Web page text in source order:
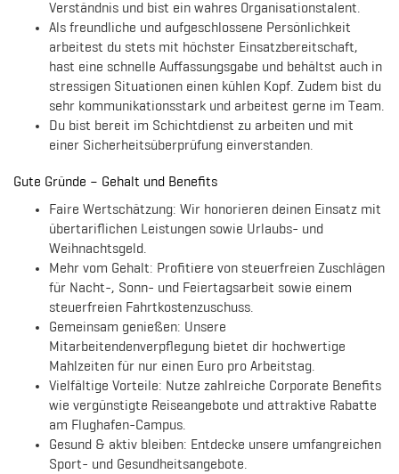
Verständnis und bist ein wahres Organisationstalent.
Als freundliche und aufgeschlossene Persönlichkeit
arbeitest du stets mit höchster Einsatzbereitschaft,
hast eine schnelle Auffassungsgabe und behältst auch in
stressigen Situationen einen kühlen Kopf. Zudem bist du
sehr kommunikationsstark und arbeitest gerne im Team.
Du bist bereit im Schichtdienst zu arbeiten und mit
einer Sicherheitsüberprüfung einverstanden.
Gute Gründe – Gehalt und Benefits
Faire Wertschätzung: Wir honorieren deinen Einsatz mit
übertariflichen Leistungen sowie Urlaubs- und
Weihnachtsgeld.
Mehr vom Gehalt: Profitiere von steuerfreien Zuschlägen
für Nacht-, Sonn- und Feiertagsarbeit sowie einem
steuerfreien Fahrtkostenzuschuss.
Gemeinsam genießen: Unsere
Mitarbeitendenverpflegung bietet dir hochwertige
Mahlzeiten für nur einen Euro pro Arbeitstag.
Vielfältige Vorteile: Nutze zahlreiche Corporate Benefits
wie vergünstigte Reiseangebote und attraktive Rabatte
am Flughafen-Campus.
Gesund & aktiv bleiben: Entdecke unsere umfangreichen
Sport- und Gesundheitsangebote.